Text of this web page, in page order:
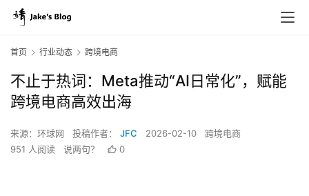
首页 行业动态 跨境电商
不止于热词：Meta推动“AI日常化”，赋能
跨境电商高效出海
来源：环球网 投稿作者： JFC 2026-02-10
跨境电商
951 人阅读
说两句？ 0